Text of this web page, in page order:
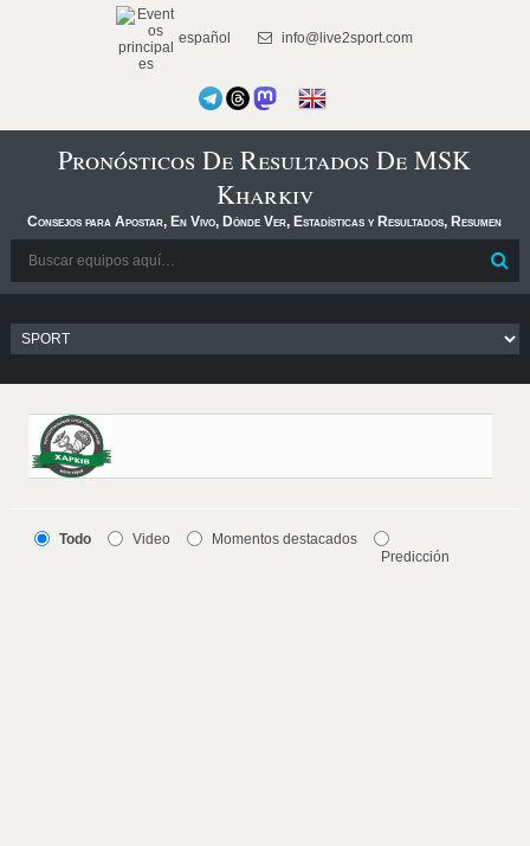
español info@live2sport.com
Pronósticos De Resultados De MSK
Kharkiv
Consejos para Apostar, En Vivo, Dónde Ver, Estadísticas y Resultados, Resumen
Todo Video
Momentos destacados
Predicción